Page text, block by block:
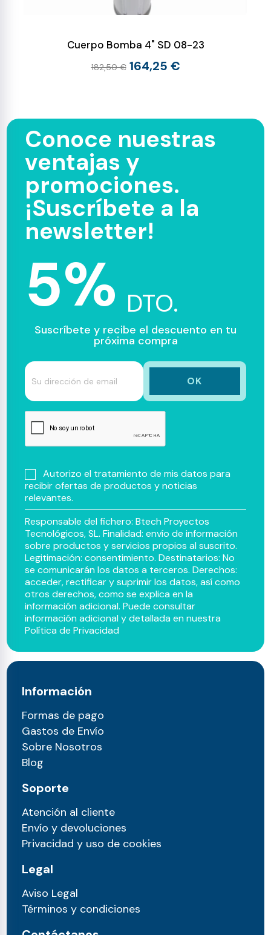
Cuerpo Bomba 4" SD 08-23
182,50 € 164,25 €
Conoce nuestras
ventajas y
promociones.
¡Suscríbete a la
newsletter!
5% DTO.
Suscríbete y recibe el descuento en tu
próxima compra
Autorizo el tratamiento de mis datos para
recibir ofertas de productos y noticias
relevantes.
Responsable del fichero: Btech Proyectos
Tecnológicos, SL. Finalidad: envío de información
sobre productos y servicios propios al suscrito.
Legitimación: consentimiento. Destinatarios: No
se comunicarán los datos a terceros. Derechos:
acceder, rectificar y suprimir los datos, así como
otros derechos, como se explica en la
información adicional. Puede consultar
información adicional y detallada en nuestra
Política de Privacidad
Información
Formas de pago
Gastos de Envío
Sobre Nosotros
Blog
Soporte
Atención al cliente
Envío y devoluciones
Privacidad y uso de cookies
Legal
Aviso Legal
Términos y condiciones